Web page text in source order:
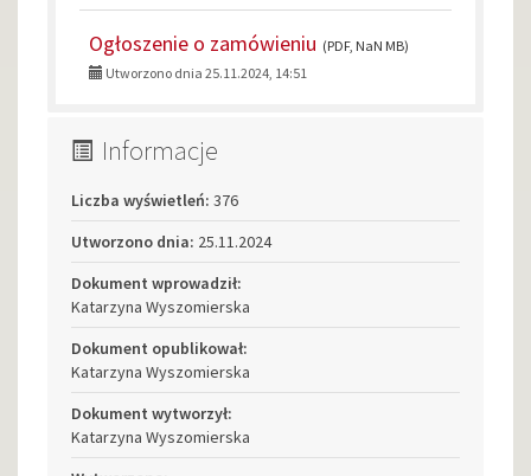
Ogłoszenie o zamówieniu (PDF, NaN MB)
Utworzono dnia 25.11.2024, 14:51
Informacje
Liczba wyświetleń: 376
Utworzono dnia: 25.11.2024
Dokument wprowadził:
Katarzyna Wyszomierska
Dokument opublikował:
Katarzyna Wyszomierska
Dokument wytworzył:
Katarzyna Wyszomierska